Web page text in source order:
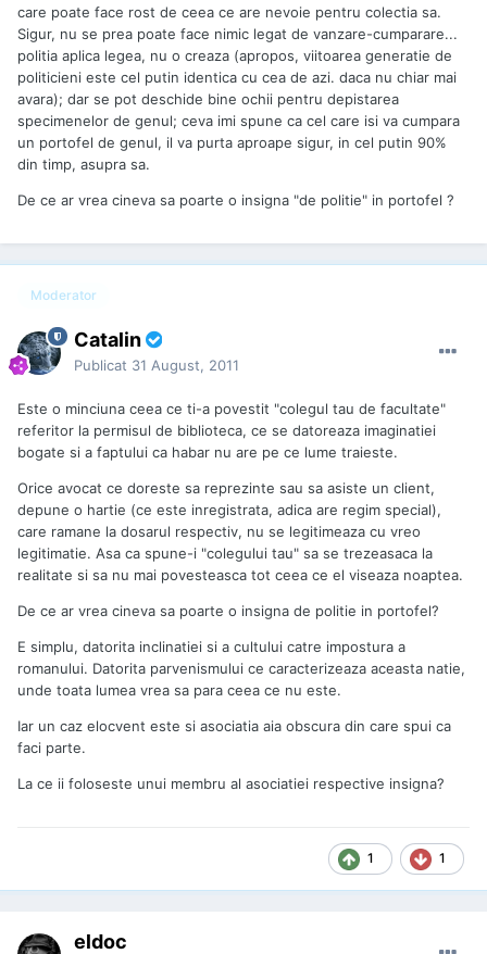
care poate face rost de ceea ce are nevoie pentru colectia sa.
Sigur, nu se prea poate face nimic legat de vanzare-cumparare...
politia aplica legea, nu o creaza (apropos, viitoarea generatie de
politicieni este cel putin identica cu cea de azi. daca nu chiar mai
avara); dar se pot deschide bine ochii pentru depistarea
specimenelor de genul; ceva imi spune ca cel care isi va cumpara
un portofel de genul, il va purta aproape sigur, in cel putin 90%
din timp, asupra sa.
De ce ar vrea cineva sa poarte o insigna "de politie" in portofel ?
Moderator
Catalin
Publicat 31 August, 2011
Este o minciuna ceea ce ti-a povestit "colegul tau de facultate"
referitor la permisul de biblioteca, ce se datoreaza imaginatiei
bogate si a faptului ca habar nu are pe ce lume traieste.
Orice avocat ce doreste sa reprezinte sau sa asiste un client,
depune o hartie (ce este inregistrata, adica are regim special),
care ramane la dosarul respectiv, nu se legitimeaza cu vreo
legitimatie. Asa ca spune-i "colegului tau" sa se trezeasaca la
realitate si sa nu mai povesteasca tot ceea ce el viseaza noaptea.
De ce ar vrea cineva sa poarte o insigna de politie in portofel?
E simplu, datorita inclinatiei si a cultului catre impostura a
romanului. Datorita parvenismului ce caracterizeaza aceasta natie,
unde toata lumea vrea sa para ceea ce nu este.
Iar un caz elocvent este si asociatia aia obscura din care spui ca
faci parte.
La ce ii foloseste unui membru al asociatiei respective insigna?
1 1
eldoc